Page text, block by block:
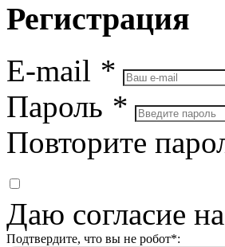
Регистрация
E-mail *
Пароль *
Повторите
Даю согласие
Подтвердите, что вы не робот*: